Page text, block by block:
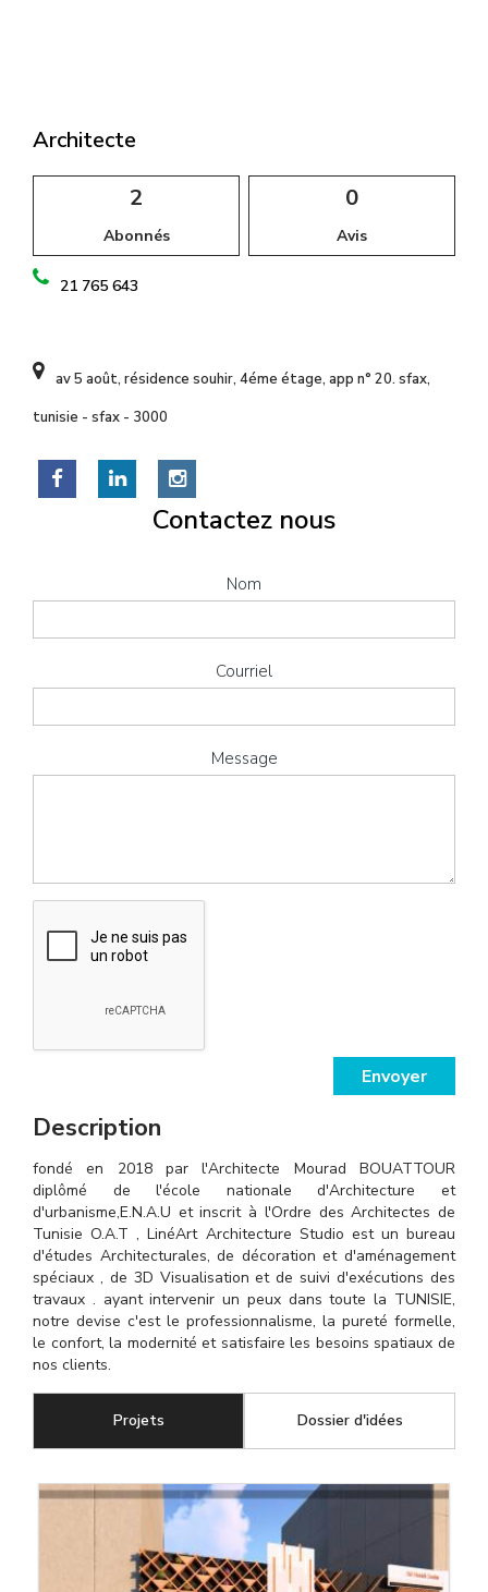
Architecte
2
Abonnés
0
Avis
21 765 643
av 5 août, résidence souhir, 4éme étage, app n° 20. sfax,
tunisie - sfax - 3000
Contactez nous
Nom
Courriel
Message
Envoyer
Description
fondé en 2018 par l'Architecte Mourad BOUATTOUR
diplômé de l'école nationale d'Architecture et
d'urbanisme,E.N.A.U et inscrit à l'Ordre des Architectes de
Tunisie O.A.T , LinéArt Architecture Studio est un bureau
d'études Architecturales, de décoration et d'aménagement
spéciaux , de 3D Visualisation et de suivi d'exécutions des
travaux . ayant intervenir un peux dans toute la TUNISIE,
notre devise c'est le professionnalisme, la pureté formelle,
le confort, la modernité et satisfaire les besoins spatiaux de
nos clients.
Projets Dossier d'idées